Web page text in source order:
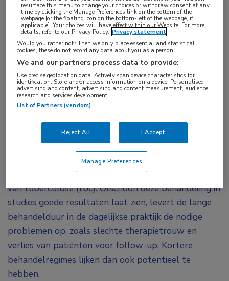
Een tbc-behandelregime van 8 weken met
bedaquiline en linezolid in combinatie met
nauwkeurige post-behandelingsmonitoring en
eventuele verlenging van de behandeling lijkt een
potentieel werkzaam alternatief te bieden ten
opzichte van het standaard 24-weekse
behandelregime.1De resultaten werden
gelijktijdig aan het congres gepubliceerd in
New England Journal of Medicine. 2
Momenteel is een op rifampicine gebaseerd regime
van 6 maanden de standaard voor de behandeling
van tuberculose (tbc). Ofschoon deze behandeling in
studies goede resultaten laat zien, levert de lange
behandelduur in de dagelijkse praktijk de nodige
problemen op, zoals slechte therapietrouw en
verlies van patiënten voor follow-up. Kortere
behandelregimes lijken dan ook potentieel te
hebben.
resurface this menu to change your choices or withdraw consent at any
time by clicking the Manage Preferences link on the bottom of the
webpage [or the floating icon on the bottom-left of the webpage, if
applicable]. Your choices will have effect within our Website. For more
details, refer to our Privacy Policy. Privacy statement
Would you rather not? Then we only place essential and statistical
cookies, these do not record any data about you as a person
We and our partners process data to provide:
Use precise geolocation data. Actively scan device characteristics for
identification. Store and/or access information on a device. Personalised
advertising and content, advertising and content measurement, audience
research and services development.
List of Partners (vendors)
Reject All I Accept
Manage Preferences